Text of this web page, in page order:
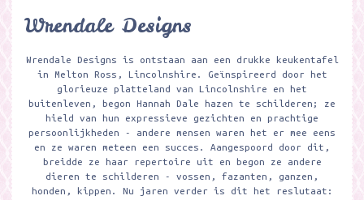
Wrendale Designs
Wrendale Designs is ontstaan aan een drukke keukentafel
in Melton Ross, Lincolnshire. Geïnspireerd door het
glorieuze platteland van Lincolnshire en het
buitenleven, begon Hannah Dale hazen te schilderen; ze
hield van hun expressieve gezichten en prachtige
persoonlijkheden - andere mensen waren het er mee eens
en ze waren meteen een succes. Aangespoord door dit,
breidde ze haar repertoire uit en begon ze andere
dieren te schilderen - vossen, fazanten, ganzen,
honden, kippen. Nu jaren verder is dit het reslutaat: